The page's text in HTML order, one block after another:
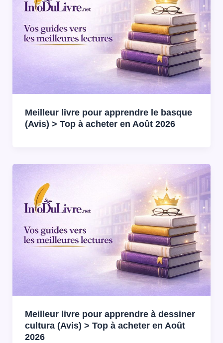
Meilleur livre pour apprendre le basque
(Avis) > Top à acheter en Août 2026
Meilleur livre pour apprendre à dessiner
cultura (Avis) > Top à acheter en Août
2026